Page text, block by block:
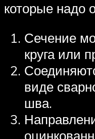
которые надо
Сечение
круга или
виде
шва.